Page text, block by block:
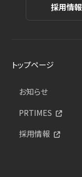
採用情報
トップページ
お知らせ
PRTIMES
採用情報